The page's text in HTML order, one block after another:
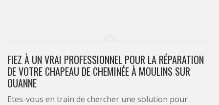
FIEZ À UN VRAI PROFESSIONNEL POUR LA RÉPARATION
DE VOTRE CHAPEAU DE CHEMINÉE À MOULINS SUR
OUANNE
Etes-vous en train de chercher une solution pour